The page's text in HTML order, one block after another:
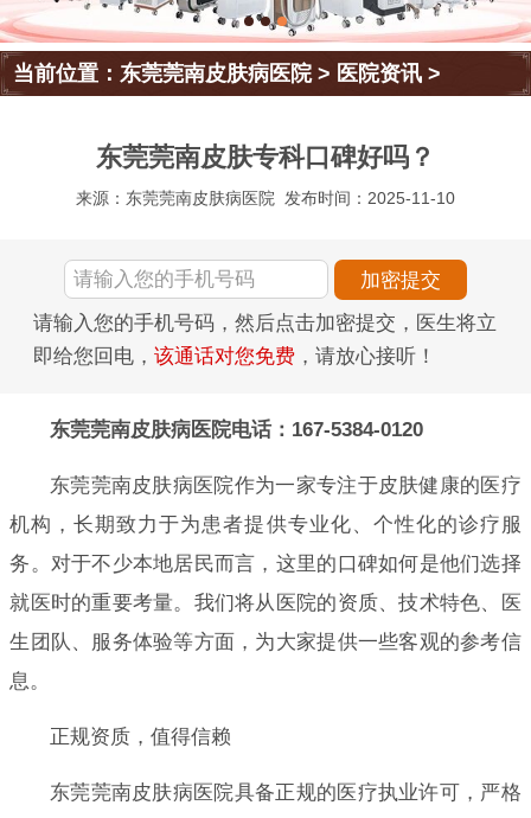
当前位置：东莞莞南皮肤病医院> 医院资讯 >
东莞莞南皮肤专科口碑好吗？
来源：东莞莞南皮肤病医院 发布时间：2025-11-10
请输入您的手机号码，然后点击加密提交，医生将立
即给您回电， 该通话对您免费 ，请放心接听！
东莞莞南皮肤病医院电话：167-5384-0120
东莞莞南皮肤病医院作为一家专注于皮肤健康的医疗
机构，长期致力于为患者提供专业化、个性化的诊疗服
务。对于不少本地居民而言，这里的口碑如何是他们选择
就医时的重要考量。我们将从医院的资质、技术特色、医
生团队、服务体验等方面，为大家提供一些客观的参考信
息。
正规资质，值得信赖
东莞莞南皮肤病医院具备正规的医疗执业许可，严格